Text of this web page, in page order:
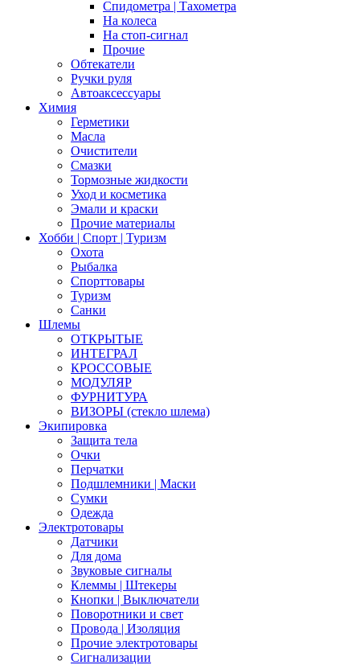
Спидометра | Тахометра
На колеса
На стоп-сигнал
Прочие
Обтекатели
Ручки руля
Автоаксессуары
Химия
Герметики
Масла
Очистители
Смазки
Тормозные жидкости
Уход и косметика
Эмали и краски
Прочие материалы
Хобби | Cпорт | Туризм
Охота
Рыбалка
Спорттовары
Туризм
Санки
Шлемы
ОТКРЫТЫЕ
ИНТЕГРАЛ
КРОССОВЫЕ
МОДУЛЯР
ФУРНИТУРА
ВИЗОРЫ (стекло шлема)
Экипировка
Защита тела
Очки
Перчатки
Подшлемники | Маски
Сумки
Одежда
Электротовары
Датчики
Для дома
Звуковые сигналы
Клеммы | Штекеры
Кнопки | Выключатели
Поворотники и свет
Провода | Изоляция
Прочие электротовары
Сигнализации